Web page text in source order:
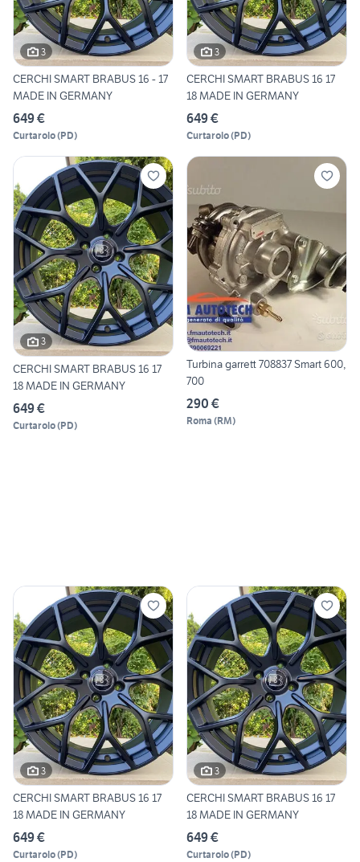
3
CERCHI SMART BRABUS 16 - 17
MADE IN GERMANY
649 €
Curtarolo(PD)
3
CERCHI SMART BRABUS 16 17
18 MADE IN GERMANY
649 €
Curtarolo(PD)
3
CERCHI SMART BRABUS 16 17
18 MADE IN GERMANY
649 €
Curtarolo(PD)
Turbina garrett 708837 Smart 600,
700
290 €
Roma (RM)
3
CERCHI SMART BRABUS 16 17
18 MADE IN GERMANY
649 €
Curtarolo(PD)
3
CERCHI SMART BRABUS 16 17
18 MADE IN GERMANY
649 €
Curtarolo(PD)